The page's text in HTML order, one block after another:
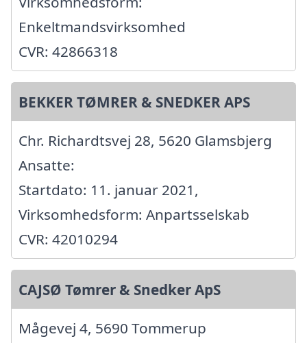
Enkeltmandsvirksomhed
CVR: 42866318
BEKKER TØMRER & SNEDKER APS
Chr. Richardtsvej 28, 5620 Glamsbjerg
Ansatte:
Startdato: 11. januar 2021,
Virksomhedsform: Anpartsselskab
CVR: 42010294
CAJSØ Tømrer & Snedker ApS
Mågevej 4, 5690 Tommerup